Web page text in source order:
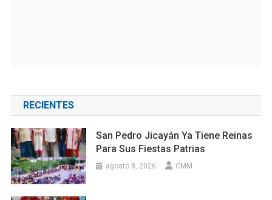
RECIENTES
San Pedro Jicayán Ya Tiene Reinas
Para Sus Fiestas Patrias
agosto 8, 2026 CMM